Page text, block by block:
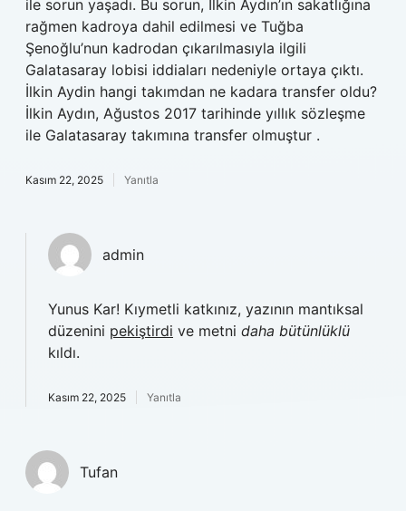
ile sorun yaşadı. Bu sorun, İlkin Aydın’ın sakatlığına
rağmen kadroya dahil edilmesi ve Tuğba
Şenoğlu’nun kadrodan çıkarılmasıyla ilgili
Galatasaray lobisi iddiaları nedeniyle ortaya çıktı.
İlkin Aydin hangi takımdan ne kadara transfer oldu?
İlkin Aydın, Ağustos 2017 tarihinde yıllık sözleşme
ile Galatasaray takımına transfer olmuştur .
Kasım 22, 2025 Yanıtla
admin
Yunus Kar! Kıymetli katkınız, yazının mantıksal
düzenini pekiştirdi ve metni daha bütünlüklü
kıldı.
Kasım 22, 2025 Yanıtla
Tufan